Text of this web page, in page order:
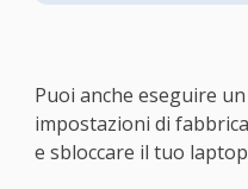
Puoi anche eseguire
impostazioni di
e sbloccare il tuo